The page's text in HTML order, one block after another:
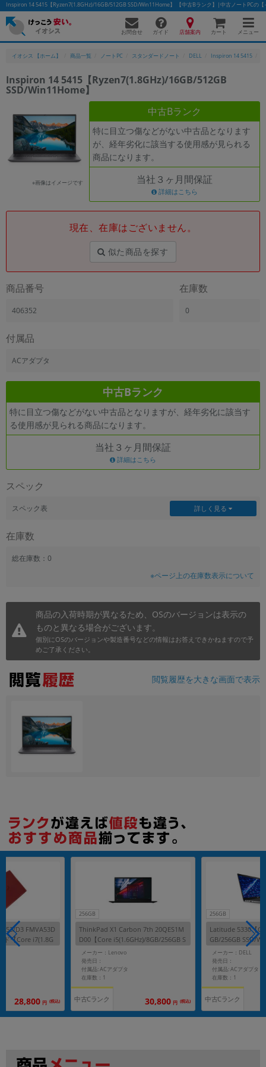
Inspiron 14 5415【Ryzen7(1.8GHz)/16GB/512GB SSD/Win11Home】 【中古Bランク】|中古ノートPCの【
お問合せ ガイド 店舗案内 カート メニュー
イオシス 【ホーム】 商品一覧 ノートPC スタンダードノート DELL Inspiron 14 5415
Inspiron 14 5415【Ryzen7(1.8GHz)/16GB/512GB
SSD/Win11Home】
※画像はイメージです
中古Bランク
特に目立つ傷などがない中古品となります
が、経年劣化に該当する使用感が見られる
商品になります。
当社３ヶ月間保証
詳細はこちら
現在、在庫はございません。
似た商品を探す
商品番号
406352
在庫数
0
付属品
ACアダプタ
中古Bランク
特に目立つ傷などがない中古品となりますが、経年劣化に該当す
る使用感が見られる商品になります。
当社３ヶ月間保証
詳細はこちら
スペック
スペック表 詳しく見る
在庫数
総在庫数：0
※ページ上の在庫数表示について
商品の入荷時期が異なるため、OSのバージョンは表示の
ものと異なる場合がございます。
個別にOSのバージョンや製造番号などの情報はお答えできかねますので予
めご了承ください。
閲覧履歴を大きな画面で表示
D3 FMVA53D
ド【Core i7(1.8G
Win11Home】
28,800 円 (税込)
256GB
ThinkPad X1 Carbon 7th 20QES1M
D00【Core i5(1.6GHz)/8GB/256GB S
SD/Win11Pro】
メーカー：Lenovo
発売日：
付属品: ACアダプタ
在庫数：1
中古Cランク 30,800 円 (税込)
256GB
Latitude 5330【
GB/256GB SSD/
メーカー：DELL
発売日：
付属品: ACアダプタ
在庫数：1
中古Cランク